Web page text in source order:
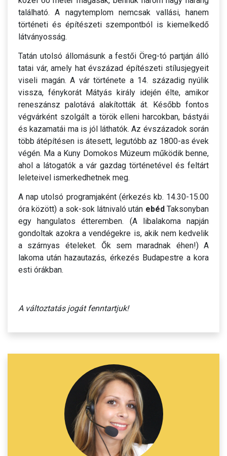
található. A nagytemplom nemcsak vallási, hanem
történeti és építészeti szempontból is kiemelkedő
látványosság.
Tatán utolsó állomásunk a festői Öreg-tó partján álló
tatai vár, amely hat évszázad építészeti stílusjegyeit
viseli magán. A vár története a 14. századig nyúlik
vissza, fénykorát Mátyás király idején élte, amikor
reneszánsz palotává alakították át. Később fontos
végvárként szolgált a török elleni harcokban, bástyái
és kazamatái ma is jól láthatók. Az évszázadok során
több átépítésen is átesett, legutóbb az 1800-as évek
végén. Ma a Kuny Domokos Múzeum működik benne,
ahol a látogatók a vár gazdag történetével és feltárt
leleteivel ismerkedhetnek meg.
A nap utolsó programjaként (érkezés kb. 14.30-15.00
óra között) a sok-sok látnivaló után ebédTaksonyban
egy hangulatos étteremben. (A libalakoma napján
gondoltak azokra a vendégekre is, akik nem kedvelik
a szárnyas ételeket. Ők sem maradnak éhen!) A
lakoma után hazautazás, érkezés Budapestre a kora
esti órákban.
A változtatás jogát fenntartjuk!